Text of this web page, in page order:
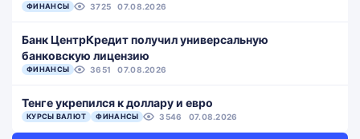
ФИНАНСЫ 3725 07.08.2026
Банк ЦентрКредит получил универсальную
банковскую лицензию
ФИНАНСЫ 3651 07.08.2026
Тенге укрепился к доллару и евро
КУРСЫ ВАЛЮТ ФИНАНСЫ 3546 07.08.2026